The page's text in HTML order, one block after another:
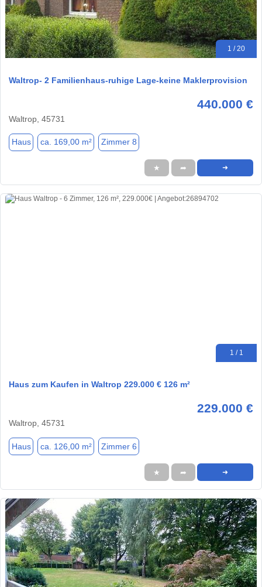
1 / 20
Waltrop- 2 Familienhaus-ruhige Lage-keine Maklerprovision
440.000 €
Waltrop, 45731
Haus ca. 169,00 m² Zimmer 8
★ ➦ ➜
1 / 1
Haus zum Kaufen in Waltrop 229.000 € 126 m²
229.000 €
Waltrop, 45731
Haus ca. 126,00 m² Zimmer 6
★ ➦ ➜